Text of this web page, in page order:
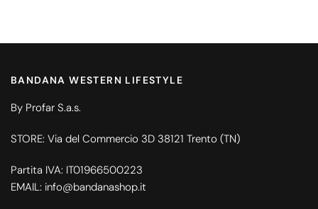
BANDANA WESTERN LIFESTYLE
By Profar S.a.s.
STORE: Via del Commercio 3D 38121 Trento (TN)
Partita IVA: IT01966500223
EMAIL: info@bandanashop.it